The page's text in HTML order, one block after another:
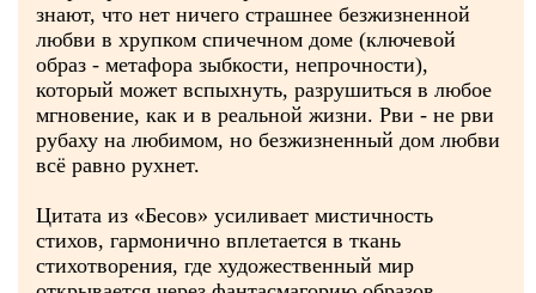
знают, что нет ничего страшнее безжизненной
любви в хрупком спичечном доме (ключевой
образ - метафора зыбкости, непрочности),
который может вспыхнуть, разрушиться в любое
мгновение, как и в реальной жизни. Рви - не рви
рубаху на любимом, но безжизненный дом любви
всё равно рухнет.
Цитата из «Бесов» усиливает мистичность
стихов, гармонично вплетается в ткань
стихотворения, где художественный мир